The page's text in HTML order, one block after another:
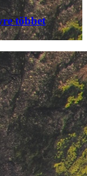
többet